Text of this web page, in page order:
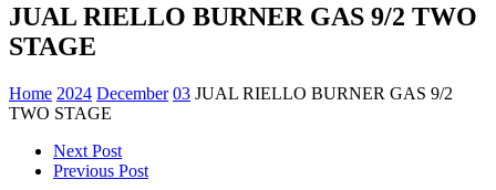
JUAL RIELLO BURNER GAS 9/2 TWO
STAGE
Home 2024 December 03 JUAL RIELLO BURNER GAS 9/2
TWO STAGE
Next Post
Previous Post